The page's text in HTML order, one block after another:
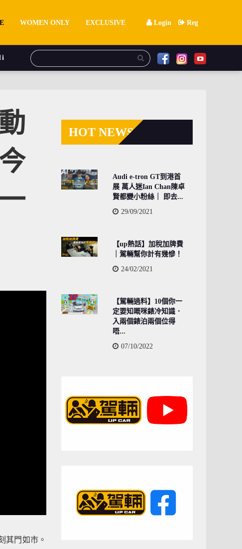
WOMEN ONLY EXCLUSIVE Login Reg
其門如市。
HOT NEWS
Audi e-tron GT到港首
展 萬人迷Ian Chan陳卓
賢都變小粉絲｜ 即去...
29/09/2021
【up熱話】加稅加牌費
｜駕輛幫你計有幾慘！
24/02/2021
【駕輛過料】10個你一
定要知嘅咪錶冷知識．
入兩個錶泊兩個位得
唔...
07/10/2022